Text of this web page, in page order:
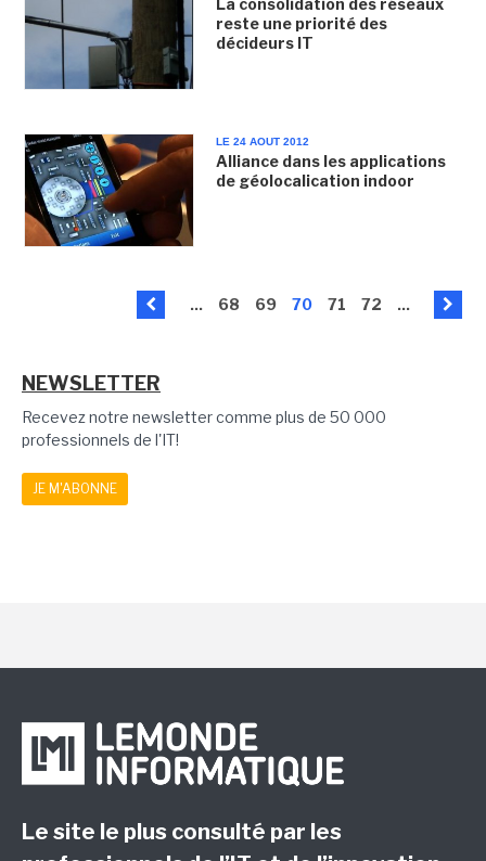
reste une priorité des
décideurs IT
LE 24 AOUT 2012
Alliance dans les applications
de géolocalication indoor
... 68 69 70 71 72 ...
NEWSLETTER
Recevez notre newsletter comme plus de 50 000
professionnels de l'IT!
JE M'ABONNE
Le site le plus consulté par les